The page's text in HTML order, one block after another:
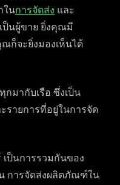
ในการจัดส่ง และ
นผู้ขาย ยิ่งคุณมี
ก็จะยิ่งมองเห็นได้
มากับเรือ ซึ่งเป็น
รายการที่อยู่ในการจัด
เป็นการรวมกันของ
การจัดส่งผลิตภัณฑ์ใน